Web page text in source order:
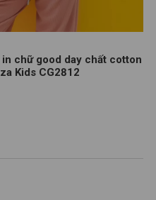
chữ good day chất cotton
Kids CG2812